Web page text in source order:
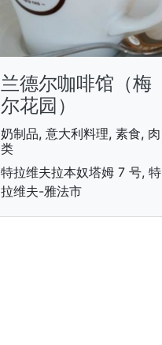
兰德尔咖啡馆（梅
尔花园）
奶制品, 意大利料理, 素食, 肉
类
特拉维夫拉本奴塔姆 7 号, 特
拉维夫-雅法市